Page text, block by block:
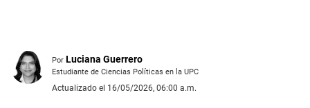
Por Luciana Guerrero
Estudiante de Ciencias Políticas en la UPC
Actualizado el 16/05/2026, 06:00 a.m.